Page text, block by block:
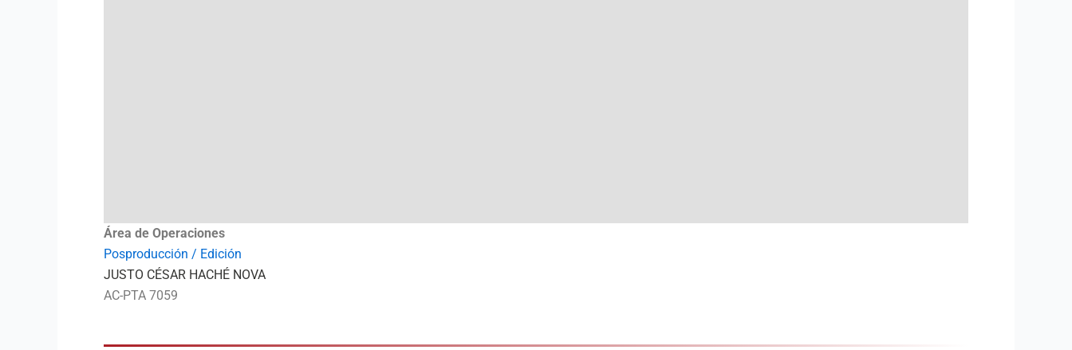
Área de Operaciones
Posproducción / Edición
JUSTO CÉSAR HACHÉ NOVA
AC-PTA 7059